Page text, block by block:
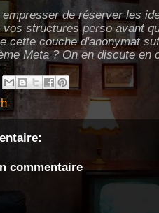
de réserver les
vos structures perso avant
cette couche d'anonymat
Meta ? On en discute en
commentaire